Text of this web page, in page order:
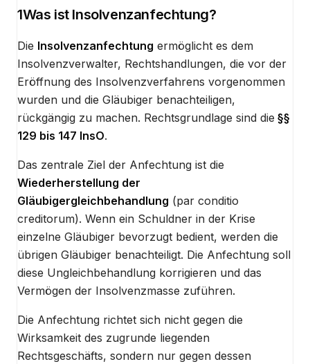
1Was ist Insolvenzanfechtung?
Die Insolvenzanfechtung ermöglicht es dem
Insolvenzverwalter, Rechtshandlungen, die vor der
Eröffnung des Insolvenzverfahrens vorgenommen
wurden und die Gläubiger benachteiligen,
rückgängig zu machen. Rechtsgrundlage sind die §§
129 bis 147 InsO.
Das zentrale Ziel der Anfechtung ist die
Wiederherstellung der
Gläubigergleichbehandlung (par conditio
creditorum). Wenn ein Schuldner in der Krise
einzelne Gläubiger bevorzugt bedient, werden die
übrigen Gläubiger benachteiligt. Die Anfechtung soll
diese Ungleichbehandlung korrigieren und das
Vermögen der Insolvenzmasse zuführen.
Die Anfechtung richtet sich nicht gegen die
Wirksamkeit des zugrunde liegenden
Rechtsgeschäfts, sondern nur gegen dessen